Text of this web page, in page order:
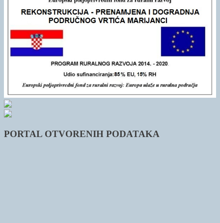
PORTAL OTVORENIH PODATAKA